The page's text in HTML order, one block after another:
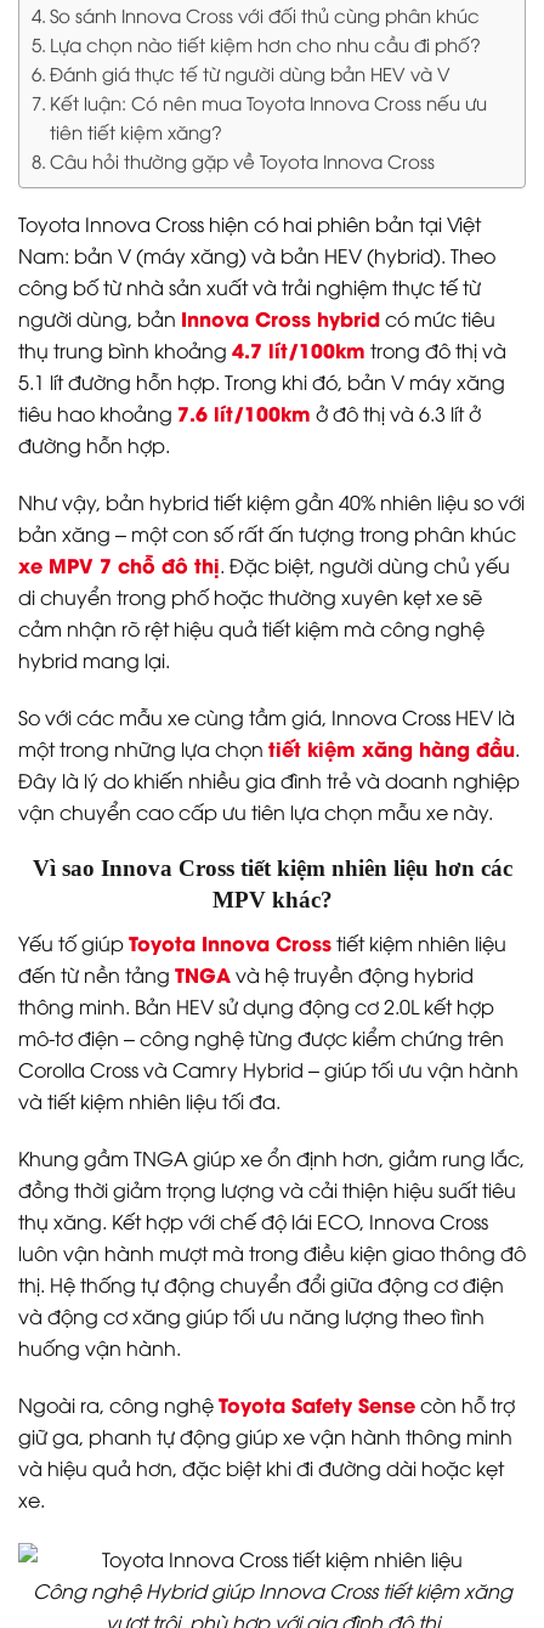
So sánh Innova Cross với đối thủ cùng phân khúc
Lựa chọn nào tiết kiệm hơn cho nhu cầu đi phố?
Đánh giá thực tế từ người dùng bản HEV và V
Kết luận: Có nên mua Toyota Innova Cross nếu ưu
tiên tiết kiệm xăng?
Câu hỏi thường gặp về Toyota Innova Cross
Toyota Innova Cross hiện có hai phiên bản tại Việt
Nam: bản V (máy xăng) và bản HEV (hybrid). Theo
công bố từ nhà sản xuất và trải nghiệm thực tế từ
người dùng, bản Innova Cross hybridcó mức tiêu
thụ trung bình khoảng 4.7 lít/100km trong đô thị và
5.1 lít đường hỗn hợp. Trong khi đó, bản V máy xăng
tiêu hao khoảng 7.6 lít/100km ở đô thị và 6.3 lít ở
đường hỗn hợp.
Như vậy, bản hybrid tiết kiệm gần 40% nhiên liệu so với
bản xăng – một con số rất ấn tượng trong phân khúc
xe MPV 7 chỗ đô thị. Đặc biệt, người dùng chủ yếu
di chuyển trong phố hoặc thường xuyên kẹt xe sẽ
cảm nhận rõ rệt hiệu quả tiết kiệm mà công nghệ
hybrid mang lại.
So với các mẫu xe cùng tầm giá, Innova Cross HEV là
một trong những lựa chọn tiết kiệm xăng hàng đầu.
Đây là lý do khiến nhiều gia đình trẻ và doanh nghiệp
vận chuyển cao cấp ưu tiên lựa chọn mẫu xe này.
Vì sao Innova Cross tiết kiệm nhiên liệu hơn các
MPV khác?
Yếu tố giúpToyota Innova Crosstiết kiệm nhiên liệu
đến từ nền tảng TNGAvà hệ truyền động hybrid
thông minh. Bản HEV sử dụng động cơ 2.0L kết hợp
mô-tơ điện – công nghệ từng được kiểm chứng trên
Corolla Cross và Camry Hybrid – giúp tối ưu vận hành
và tiết kiệm nhiên liệu tối đa.
Khung gầm TNGA giúp xe ổn định hơn, giảm rung lắc,
đồng thời giảm trọng lượng và cải thiện hiệu suất tiêu
thụ xăng. Kết hợp với chế độ lái ECO, Innova Cross
luôn vận hành mượt mà trong điều kiện giao thông đô
thị. Hệ thống tự động chuyển đổi giữa động cơ điện
và động cơ xăng giúp tối ưu năng lượng theo tình
huống vận hành.
Ngoài ra, công nghệToyota Safety Sensecòn hỗ trợ
giữ ga, phanh tự động giúp xe vận hành thông minh
và hiệu quả hơn, đặc biệt khi đi đường dài hoặc kẹt
xe.
Công nghệ Hybrid giúp Innova Cross tiết kiệm xăng
vượt trội, phù hợp với gia đình đô thị